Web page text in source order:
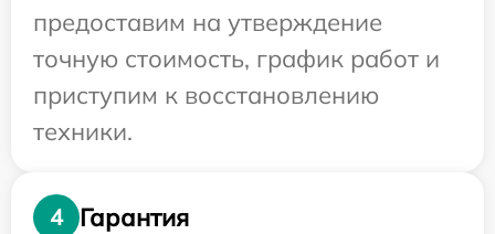
предоставим на утверждение
точную стоимость, график работ и
приступим к восстановлению
техники.
4
Гарантия